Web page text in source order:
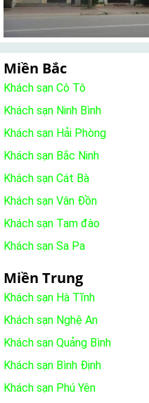
Miền Bắc
Khách sạn Cô Tô
Khách sạn Ninh Bình
Khách sạn Hải Phòng
Khách sạn Bắc Ninh
Khách sạn Cát Bà
Khách sạn Vân Đồn
Khách sạn Tam đào
Khách sạn Sa Pa
Miền Trung
Khách sạn Hà Tĩnh
Khách sạn Nghệ An
Khách sạn Quảng Bình
Khách sạn Bình Định
Khách sạn Phú Yên